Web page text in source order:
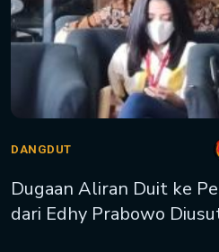
DANGDUT
Dugaan Aliran Duit ke
dari Edhy Prabowo